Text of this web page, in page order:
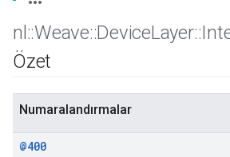
nl ::Weave::DeviceLayer::
Özet
Numaralandırmalar
@400